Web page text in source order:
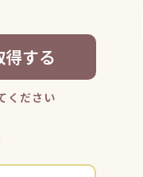
する
ください